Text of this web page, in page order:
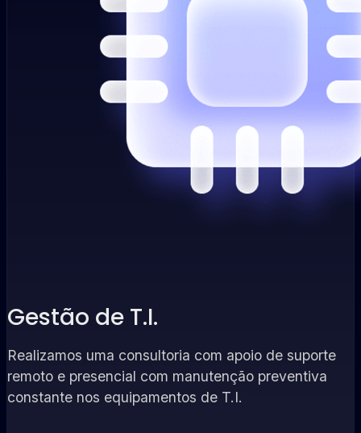
Gestão de T.I.
Realizamos uma consultoria com apoio de suporte
remoto e presencial com manutenção preventiva
constante nos equipamentos de T.I.